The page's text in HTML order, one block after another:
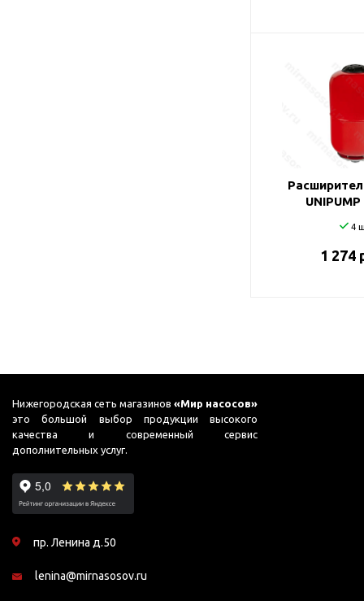
4
1 274
Нижегородская сеть магазинов«Мир насосов»
это большой выбор продукции высокого
качества и современный сервис
дополнительных услуг.
пр. Ленина д.50
lenina@mirnasosov.ru